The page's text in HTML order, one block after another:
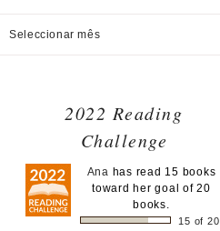
2022 Reading
Challenge
Ana has read 15 books
toward her goal of 20
books.
15 of 20